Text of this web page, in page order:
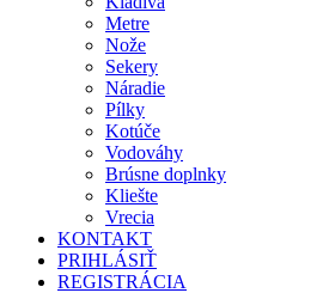
Metre
Nože
Sekery
Náradie
Pílky
Kotúče
Vodováhy
Brúsne doplnky
Kliešte
Vrecia
KONTAKT
PRIHLÁSIŤ
REGISTRÁCIA